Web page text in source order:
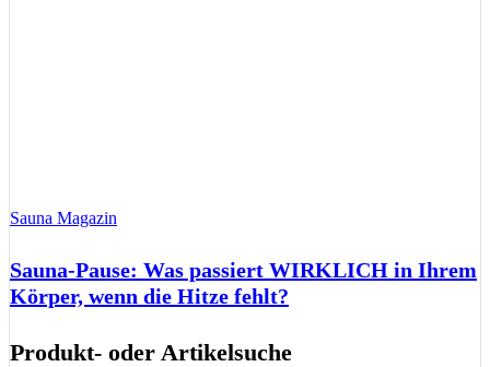
Sauna Magazin
Sauna-Pause: Was passiert WIRKLICH in Ihrem
Körper, wenn die Hitze fehlt?
Produkt- oder Artikelsuche